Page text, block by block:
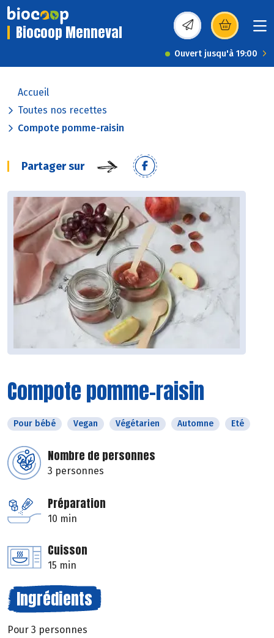
Biocoop Menneval (s’ouvre dans une
Ouvert jusqu'à 19:00
Accueil
Toutes nos recettes
Compote pomme-raisin
Partager sur
Compote pomme-raisin
Pour bébé Vegan Végétarien Automne Eté
Nombre de personnes
3 personnes
Préparation
10 min
Cuisson
15 min
Ingrédients
Pour 3 personnes